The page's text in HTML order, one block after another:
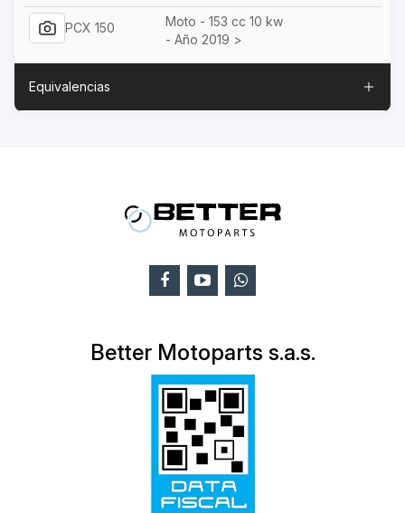
PCX 150
Moto - 153 cc 10 kw
- Año 2019 >
Equivalencias
Better Motoparts s.a.s.